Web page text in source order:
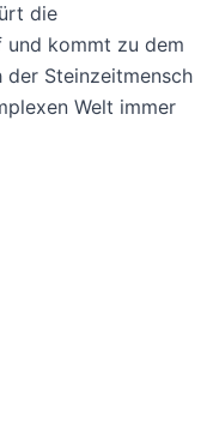
die
und kommt zu dem
Steinzeitmensch
Welt immer